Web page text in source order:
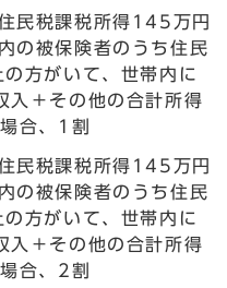
民税課税所得145万円
の被保険者のうち住民
方がいて、世帯内に
入＋その他の合計所得
合、1割
民税課税所得145万円
の被保険者のうち住民
方がいて、世帯内に
入＋その他の合計所得
合、2割